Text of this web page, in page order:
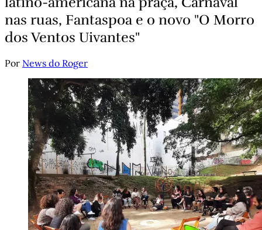
nas ruas, Fantaspoa e o novo "O Morro
dos Ventos Uivantes"
Por News do Roger